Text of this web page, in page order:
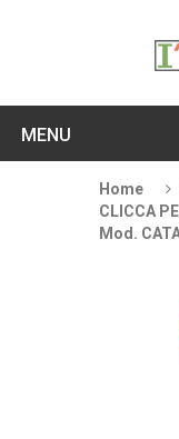
MENU
Home
CLICCA
Mod.